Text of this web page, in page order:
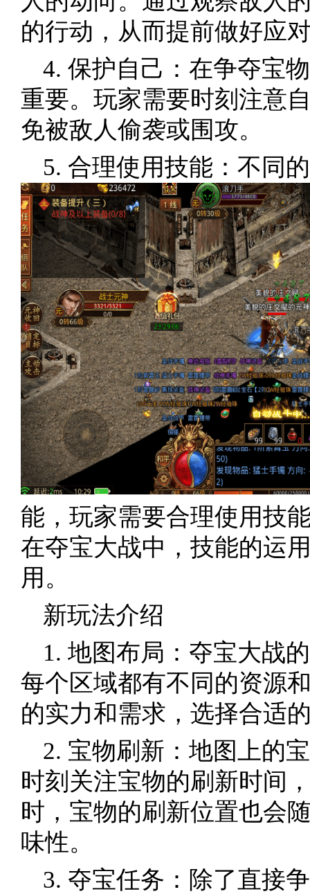
的行动，从而提前做好应
4. 保护自己：在争夺宝
重要。玩家需要时刻注意
免被敌人偷袭或围攻。
5. 合理使用技能：不同
能，玩家需要合理使用技
在夺宝大战中，技能的运
用。
新玩法介绍
1. 地图布局：夺宝大战
每个区域都有不同的资源
的实力和需求，选择合适
2. 宝物刷新：地图上的
时刻关注宝物的刷新时间
时，宝物的刷新位置也会
味性。
3. 夺宝任务：除了直接